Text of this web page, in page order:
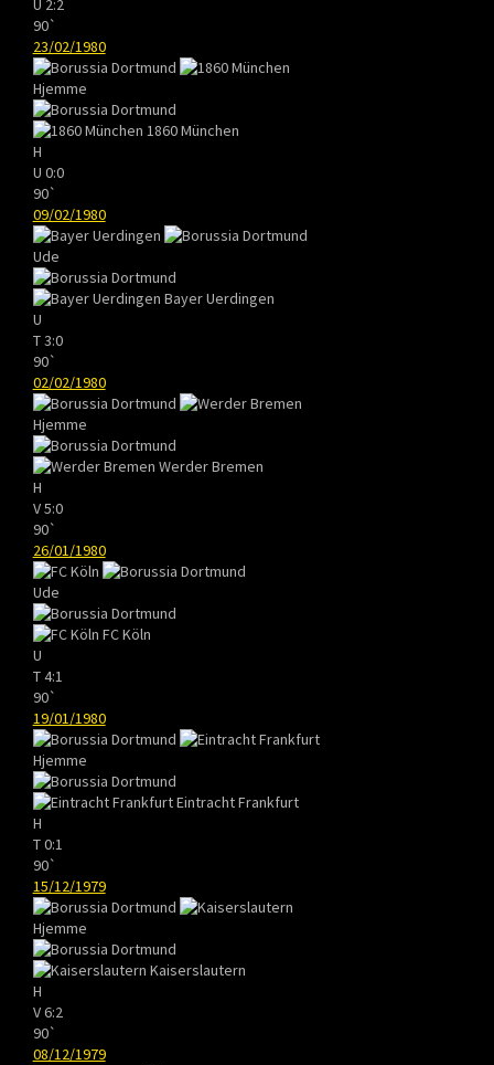
90`
23/02/1980
Hjemme
1860 München
H
U 0:0
90`
09/02/1980
Ude
Bayer Uerdingen
U
T3:0
90`
02/02/1980
Hjemme
Werder Bremen
H
V5:0
90`
26/01/1980
Ude
FC Köln
U
T4:1
90`
19/01/1980
Hjemme
Eintracht Frankfurt
H
T0:1
90`
15/12/1979
Hjemme
Kaiserslautern
H
V6:2
90`
08/12/1979